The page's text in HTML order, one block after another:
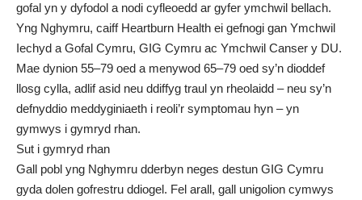
gofal yn y dyfodol a nodi cyfleoedd ar gyfer ymchwil bellach.
Yng Nghymru, caiff Heartburn Health ei gefnogi gan Ymchwil
Iechyd a Gofal Cymru, GIG Cymru ac Ymchwil Canser y DU.
Mae dynion 55–79 oed a menywod 65–79 oed sy’n dioddef
llosg cylla, adlif asid neu ddiffyg traul yn rheolaidd – neu sy’n
defnyddio meddyginiaeth i reoli’r symptomau hyn – yn
gymwys i gymryd rhan.
Sut i gymryd rhan
Gall pobl yng Nghymru dderbyn neges destun GIG Cymru
gyda dolen gofrestru ddiogel. Fel arall, gall unigolion cymwys